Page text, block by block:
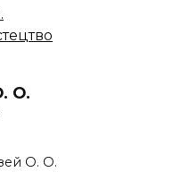
О.
О. О.